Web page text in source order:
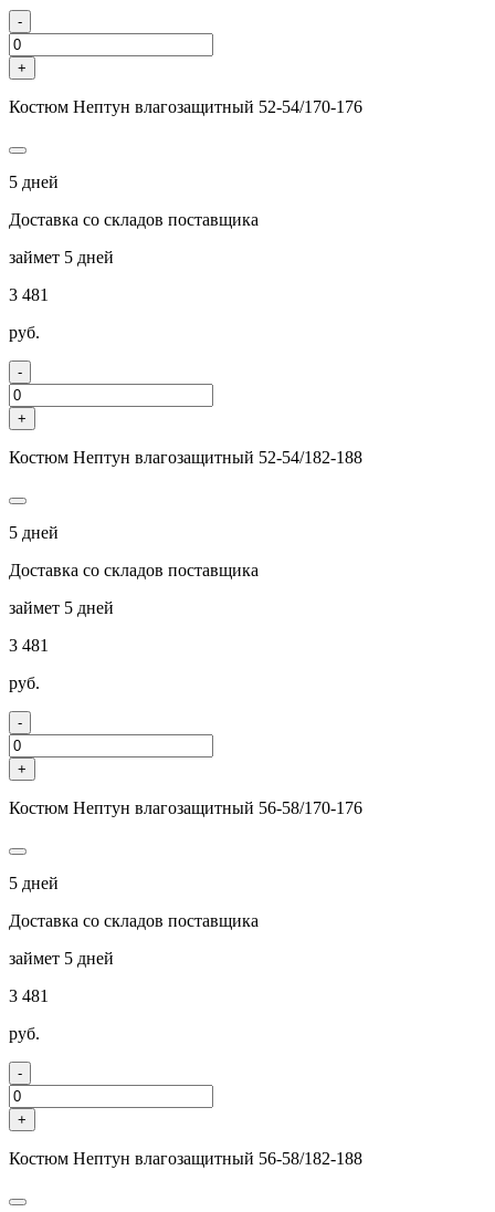
-
+
Костюм Нептун влагозащитный 52-54/170-176
5 дней
Доставка со складов поставщика
займет 5 дней
3 481
руб.
-
+
Костюм Нептун влагозащитный 52-54/182-188
5 дней
Доставка со складов поставщика
займет 5 дней
3 481
руб.
-
+
Костюм Нептун влагозащитный 56-58/170-176
5 дней
Доставка со складов поставщика
займет 5 дней
3 481
руб.
-
+
Костюм Нептун влагозащитный 56-58/182-188